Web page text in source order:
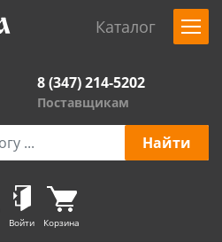
Каталог
8 (347) 214-5202
Поставщикам
Войти Корзина